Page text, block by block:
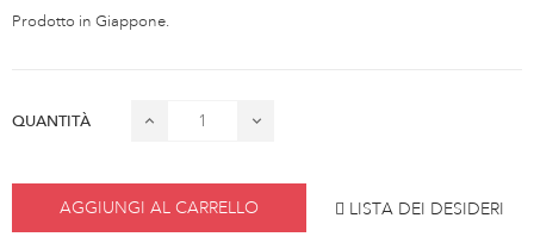
Prodotto in Giappone.
QUANTITÀ
AGGIUNGI AL CARRELLO LISTA DEI DESIDERI